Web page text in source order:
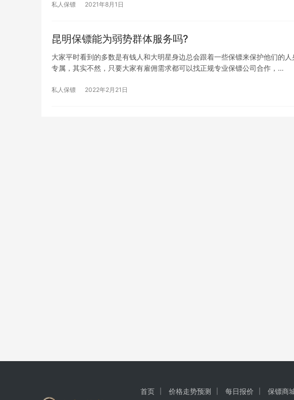
私人保镖 2021年8月1日
昆明保镖能为弱势群体服务吗?
大家平时看到的多数是有钱人和大明星身边总会跟着一些保镖来保护他们的
专属，其实不然，只要大家有雇佣需求都可以找正规专业保镖公司合作，…
私人保镖 2022年2月21日
首页 价格走势预测 每日报价 保镖商